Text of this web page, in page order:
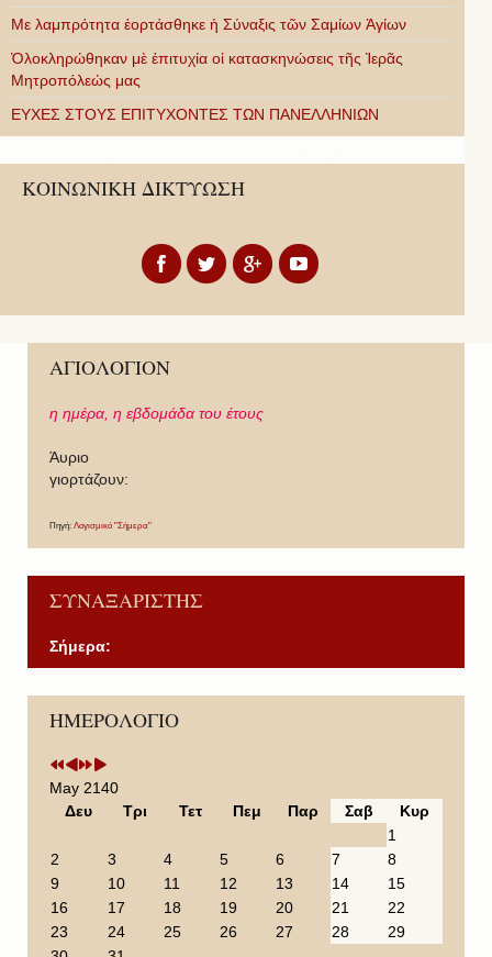
Με λαμπρότητα ἑορτάσθηκε ἡ Σύναξις τῶν Σαμίων Ἁγίων
Ὁλοκληρώθηκαν μὲ ἐπιτυχία οἱ κατασκηνώσεις τῆς Ἱερᾶς
Μητροπόλεώς μας
ΕΥΧΕΣ ΣΤΟΥΣ ΕΠΙΤΥΧΟΝΤΕΣ ΤΩΝ ΠΑΝΕΛΛΗΝΙΩΝ
ΚΟΙΝΩΝΙΚΗ ΔΙΚΤΥΩΣΗ
ΑΓΙΟΛΟΓΙΟΝ
η ημέρα, η εβδομάδα του έτους
Άυριο
γιορτάζουν:
Πηγή: Λογισμικό "Σήμερα"
ΣΥΝΑΞΑΡΙΣΤΗΣ
Σήμερα:
ΗΜΕΡΟΛΟΓΙΟ
P
r
v
i
e
a
r
P
r
v
i
o
n
t
N
e
t
Y
e
N
e
t
M
May 2140
Δευ
Τρι Τετ Πεμ Παρ Σαβ
Κυρ
1
2
3 4 5 6 7
8
9
10 11 12 13 14
15
16
17 18 19 20 21
22
23
24 25 26 27 28
29